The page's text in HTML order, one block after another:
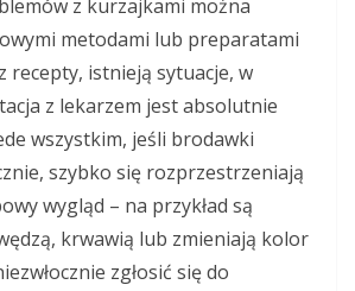
z kurzajkami można
metodami lub preparatami
recepty, istnieją sytuacje, w
z lekarzem jest absolutnie
wszystkim, jeśli brodawki
szybko się rozprzestrzeniają
wygląd – na przykład są
krwawią lub zmieniają kolor
zgłosić się do